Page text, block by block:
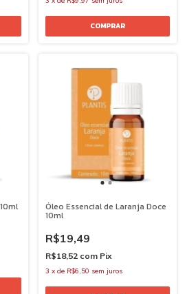
Óleo Essencial de Laranja Doce
10ml
R$19,49
R$18,52 com Pix
3 x de R$6,50 sem juros